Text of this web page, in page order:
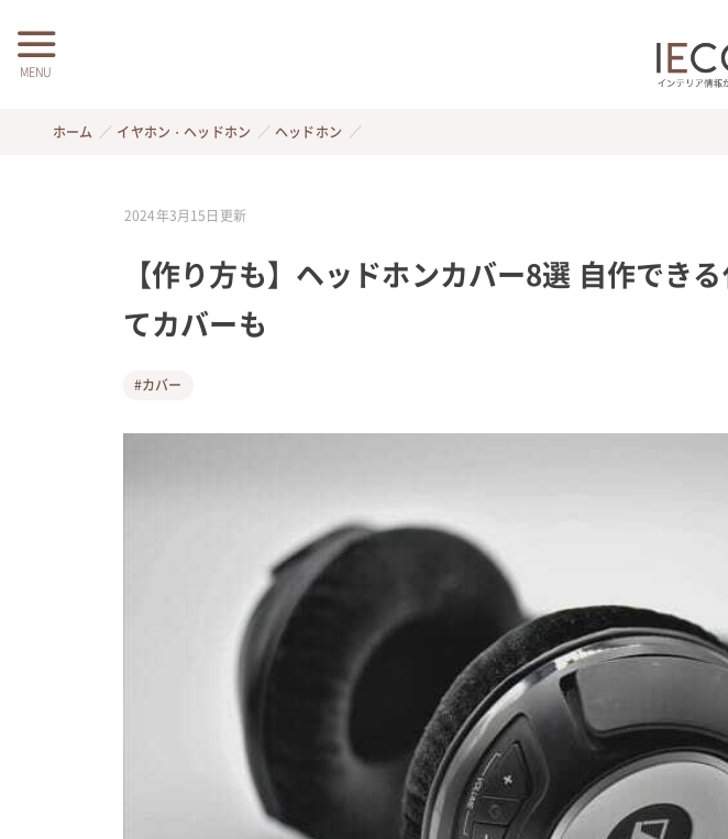
MENU
ホーム イヤホン・ヘッドホン ヘッドホン
2024年3月15日 更新
【作り方も】ヘッドホンカバー8選 自作でき
てカバーも
#カバー